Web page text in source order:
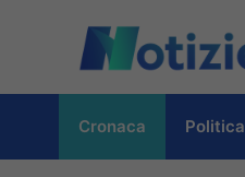
contenuto
Cronaca Politica